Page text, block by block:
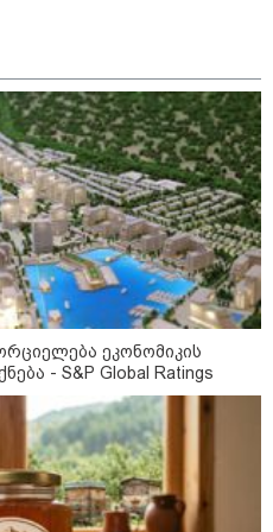
რომელზეც ახლა
ნია იმნაძის ერთ-
მეგობარმა გამომიგზავნა..."
ეკონომიკის
- S&P Global Ratings